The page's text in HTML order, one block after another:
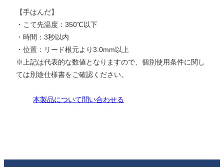
【手はんだ】
・こて先温度：350℃以下
・時間：3秒以内
・位置：リード根元より3.0mm以上
※上記は代表的な数値となりますので、個別使用条件に関し
ては別途仕様書をご確認ください。
本製品について問い合わせる